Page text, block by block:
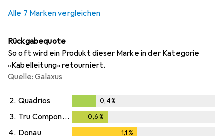
Alle 7 Marken vergleichen
Rückgabequote
So oft wird ein Produkt dieser Marke in der Kategorie
«Kabelleitung» retourniert.
Quelle: Galaxus
2. Quadrios
0,4%
0,4%
3. Tru Components 0,6 %
4. Donau 1,1 %